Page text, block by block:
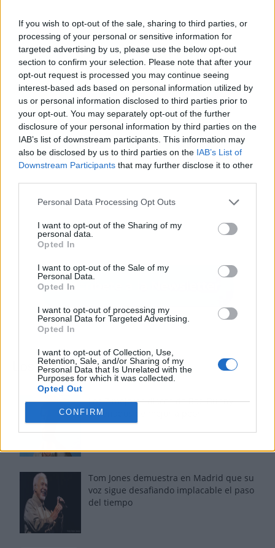
If you wish to opt-out of the sale, sharing to third parties, or
processing of your personal or sensitive information for
targeted advertising by us, please use the below opt-out
section to confirm your selection. Please note that after your
opt-out request is processed you may continue seeing
interest-based ads based on personal information utilized by
us or personal information disclosed to third parties prior to
your opt-out. You may separately opt-out of the further
disclosure of your personal information by third parties on the
IAB’s list of downstream participants. This information may
also be disclosed by us to third parties on the IAB’s List of
Downstream Participants that may further disclose it to other
Personal Data Processing Opt Outs
I want to opt-out of the Sharing of my
personal data.
Opted In
I want to opt-out of the Sale of my
Personal Data.
Opted In
I want to opt-out of processing my
Personal Data for Targeted Advertising.
Opted In
I want to opt-out of Collection, Use,
Retention, Sale, and/or Sharing of my
Personal Data that Is Unrelated with the
Purposes for which it was collected.
Opted Out
CONFIRM
Los más vistos
Los 7 mejores discos de Bad Bunny,
ordenados de mejor a peor
Tom Jones demuestra en Madrid que su
voz sigue desafiando implacable el paso
del tiempo